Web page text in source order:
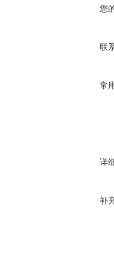
您
联
常
详
补